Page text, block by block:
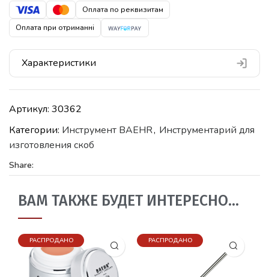
Оплата по реквизитам
Оплата при отриманні
Характеристики
Артикул: 30362
Категории: Инструмент BAEHR, Инструментарий для
изготовления скоб
Share:
ВАМ ТАКЖЕ БУДЕТ ИНТЕРЕСНО…
РАСПРОДАНО РАСПРОДАНО